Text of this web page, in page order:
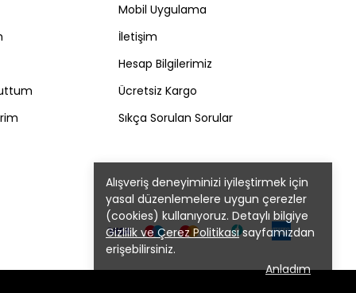
Alışveriş deneyiminizi iyileştirmek için
yasal düzenlemelere uygun çerezler
(cookies) kullanıyoruz. Detaylı bilgiye
Gizlilik ve Çerez Politikasısayfamızdan
erişebilirsiniz.
Anladım
Mobil Uygulama
İletişim
Hesap Bilgilerimiz
Ücretsiz Kargo
Sıkça Sorulan Sorular